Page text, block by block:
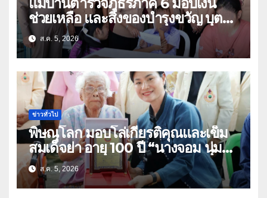
ช่วยเหลือ และสิ่งของบำรุงขวัญ บุตร-
ธิดา ข้าราชการตำรวจจังหวัด
อุทัยธานี
ส.ค. 5, 2026
ข่าวทั่วไป
พิษณุโลก มอบโล่เกียรติคุณและเข็ม
สมเด็จย่า อายุ 100 ปี “นางจอม นุ่ม
เนตร” ตำบลบ้านกร่าง อำเภอเมือง
ส.ค. 5, 2026